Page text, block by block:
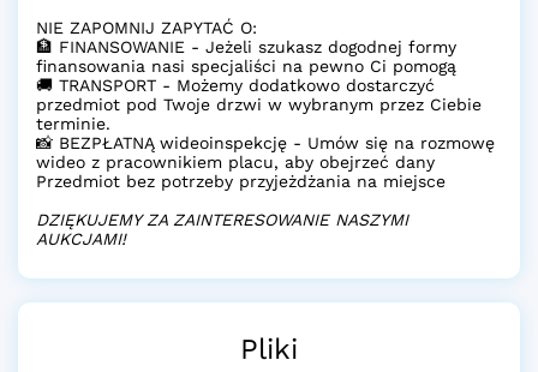
NIE ZAPOMNIJ ZAPYTAĆ O:
🏦 FINANSOWANIE - Jeżeli szukasz dogodnej formy
finansowania nasi specjaliści na pewno Ci pomogą
🚚 TRANSPORT - Możemy dodatkowo dostarczyć
przedmiot pod Twoje drzwi w wybranym przez Ciebie
terminie.
📸 BEZPŁATNĄ wideoinspekcję - Umów się na rozmowę
wideo z pracownikiem placu, aby obejrzeć dany
Przedmiot bez potrzeby przyjeżdżania na miejsce
DZIĘKUJEMY ZA ZAINTERESOWANIE NASZYMI
AUKCJAMI!
Pliki